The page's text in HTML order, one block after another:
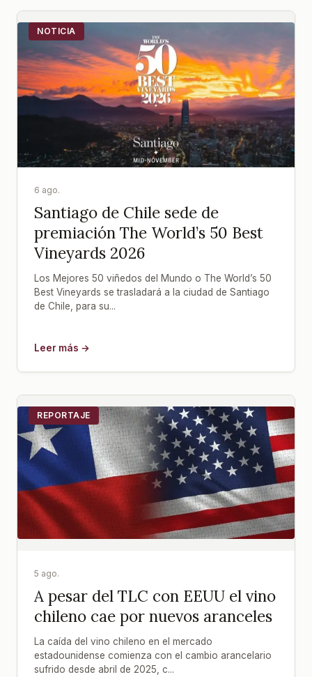
NOTICIA
6 ago.
Santiago de Chile sede de
premiación The World’s 50 Best
Vineyards 2026
Los Mejores 50 viñedos del Mundo o The World’s 50
Best Vineyards se trasladará a la ciudad de Santiago
de Chile, para su...
Leer más →
REPORTAJE
5 ago.
A pesar del TLC con EEUU el vino
chileno cae por nuevos aranceles
La caída del vino chileno en el mercado
estadounidense comienza con el cambio arancelario
sufrido desde abril de 2025, c...